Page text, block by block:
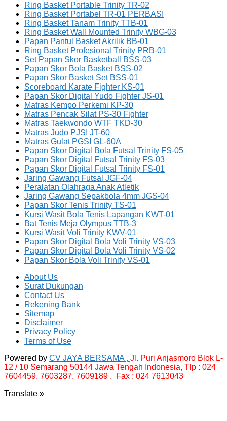
Ring Basket Portable Trinity TR-02
Ring Basket Portabel TR-01 PERBASI
Ring Basket Tanam Trinity TTB-01
Ring Basket Wall Mounted Trinity WBG-03
Papan Pantul Basket Akrilik BB-01
Ring Basket Profesional Trinity PRB-01
Set Papan Skor Basketball BSS-03
Papan Skor Bola Basket BSS-02
Papan Skor Basket Set BSS-01
Scoreboard Karate Fighter KS-01
Papan Skor Digital Yudo Fighter JS-01
Matras Kempo Perkemi KP-30
Matras Pencak Silat PS-30 Fighter
Matras Taekwondo WTF TKD-30
Matras Judo PJSI JT-60
Matras Gulat PGSI GL-60A
Papan Skor Digital Bola Futsal Trinity FS-05
Papan Skor Digital Futsal Trinity FS-03
Papan Skor Digital Futsal Trinity FS-01
Jaring Gawang Futsal JGF-04
Peralatan Olahraga Anak Atletik
Jaring Gawang Sepakbola 4mm JGS-04
Papan Skor Tenis Trinity TS-01
Kursi Wasit Bola Tenis Lapangan KWT-01
Bat Tenis Meja Olympus TTB-3
Kursi Wasit Voli Trinity KWV-01
Papan Skor Digital Bola Voli Trinity VS-03
Papan Skor Digital Bola Voli Trinity VS-02
Papan Skor Bola Voli Trinity VS-01
About Us
Surat Dukungan
Contact Us
Rekening Bank
Sitemap
Disclaimer
Privacy Policy
Terms of Use
Powered by CV JAYA BERSAMA , Jl. Puri Anjasmoro Blok L-
12 / 10 Semarang 50144 Jawa Tengah Indonesia, Tlp : 024
7604459, 7603287, 7609189 , Fax : 024 7613043
Translate »